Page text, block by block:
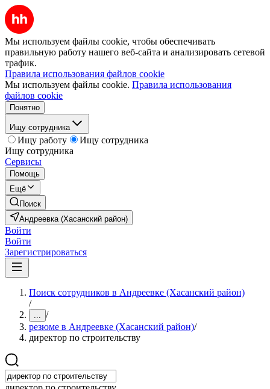
Мы используем файлы cookie, чтобы обеспечивать
правильную работу нашего веб-сайта и анализировать сетевой
трафик.
Правила использования файлов cookie
Мы используем файлы cookie. Правила использования
файлов cookie
Понятно
Ищу сотрудника
Ищу работу
Ищу сотрудника
Ищу сотрудника
Сервисы
Помощь
Ещё
Поиск
Андреевка (Хасанский район)
Войти
Войти
Зарегистрироваться
Поиск сотрудников в Андреевке (Хасанский район)
/
... /
резюме в Андреевке (Хасанский район)/
директор по строительству